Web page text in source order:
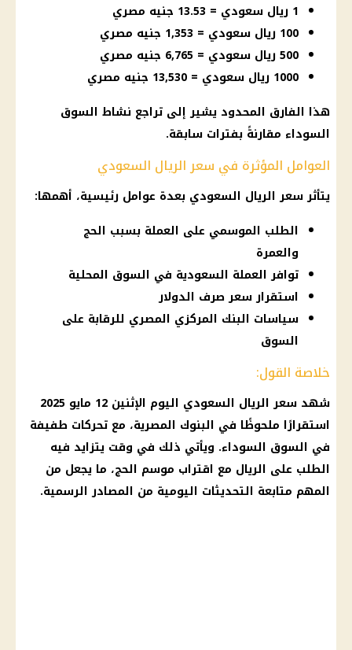
1 ريال سعودي = 13.53 جنيه مصري
100 ريال سعودي = 1,353 جنيه مصري
500 ريال سعودي = 6,765 جنيه مصري
1000 ريال سعودي = 13,530 جنيه مصري
هذا الفارق المحدود يشير إلى تراجع نشاط السوق
السوداء مقارنةً بفترات سابقة.
العوامل المؤثرة في سعر الريال السعودي
يتأثر سعر الريال السعودي بعدة عوامل رئيسية، أهمها:
الطلب الموسمي على العملة بسبب الحج
والعمرة
توافر العملة السعودية في السوق المحلية
استقرار سعر صرف الدولار
سياسات البنك المركزي المصري للرقابة على
السوق
خلاصة القول:
شهد سعر الريال السعودي اليوم الإثنين 12 مايو 2025
استقرارًا ملحوظًا في البنوك المصرية، مع تحركات طفيفة
في السوق السوداء. ويأتي ذلك في وقت يتزايد فيه
الطلب على الريال مع اقتراب موسم الحج، ما يجعل من
المهم متابعة التحديثات اليومية من المصادر الرسمية.